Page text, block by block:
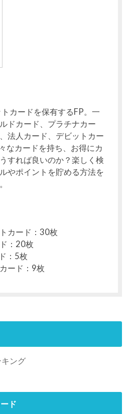
カードを保有するFP。一
ドカード、プラチナカー
法人カード、デビットカー
なカードを持ち、お得にカ
すれば良いのか？楽しく検
やポイントを貯める方法を
カード：30枚
：20枚
：5枚
ード：9枚
ング
ド